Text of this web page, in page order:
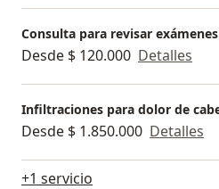
Consulta para revisar exámenes
Desde $ 120.000 Detalles
Infiltraciones para dolor de
Desde $ 1.850.000 Detalles
+1 servicio